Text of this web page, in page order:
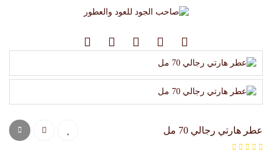
عطر هارتي رجالي 70 مل